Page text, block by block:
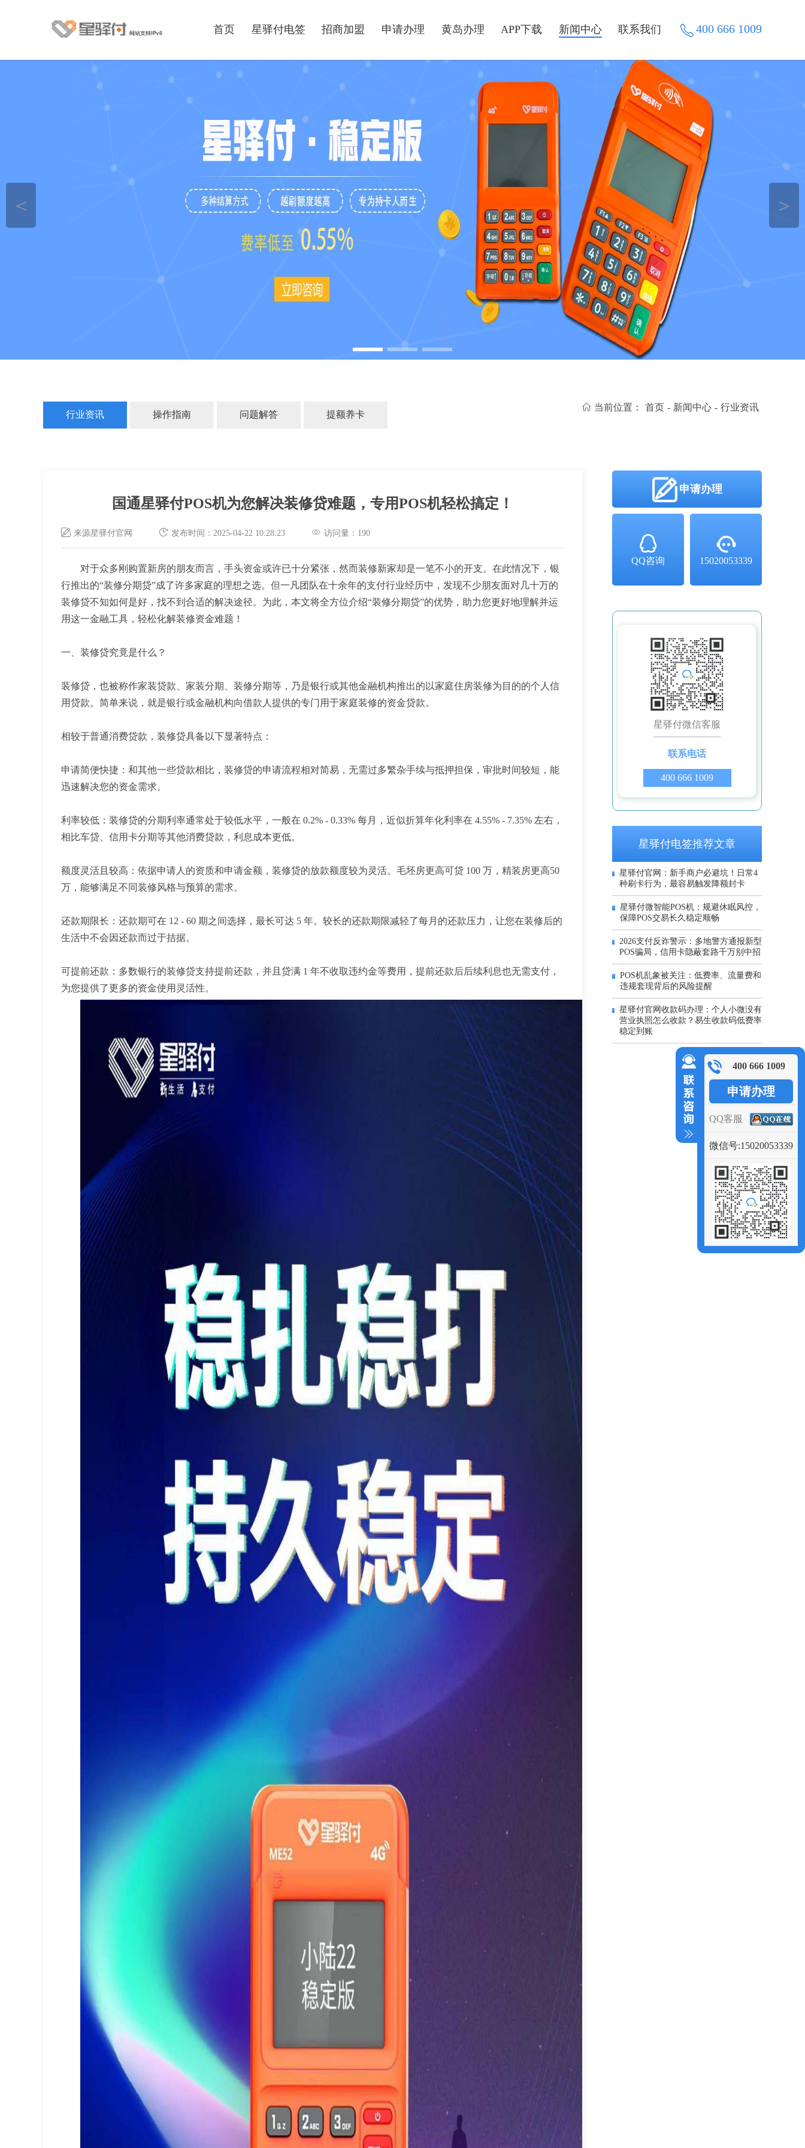
首页 星驿付电签 招商加盟 申请办理 黄岛办理 APP下载 新闻中心 联系我们 400 666 1009
＜ ＞
行业资讯 操作指南 问题解答 提额养卡
当前位置： 首页 - 新闻中心 - 行业资讯
国通星驿付POS机为您解决装修贷难题，专用POS机轻松搞定！
来源星驿付官网 发布时间：2025-04-22 10:28:23 访问量： 190
对于众多刚购置新房的朋友而言，手头资金或许已十分紧张，然而装修新家却是一笔不小的开支。在此情况下，银
行推出的“装修分期贷”成了许多家庭的理想之选。但一凡团队在十余年的支付行业经历中，发现不少朋友面对几十万的
装修贷不知如何是好，找不到合适的解决途径。为此，本文将全方位介绍“装修分期贷”的优势，助力您更好地理解并运
用这一金融工具，轻松化解装修资金难题！
一、装修贷究竟是什么？
装修贷，也被称作家装贷款、家装分期、装修分期等，乃是银行或其他金融机构推出的以家庭住房装修为目的的个人信
用贷款。简单来说，就是银行或金融机构向借款人提供的专门用于家庭装修的资金贷款。
相较于普通消费贷款，装修贷具备以下显著特点：
申请简便快捷：和其他一些贷款相比，装修贷的申请流程相对简易，无需过多繁杂手续与抵押担保，审批时间较短，能
迅速解决您的资金需求。
利率较低：装修贷的分期利率通常处于较低水平，一般在 0.2% - 0.33% 每月，近似折算年化利率在 4.55% - 7.35% 左右，
相比车贷、信用卡分期等其他消费贷款，利息成本更低。
额度灵活且较高：依据申请人的资质和申请金额，装修贷的放款额度较为灵活。毛坯房更高可贷 100 万，精装房更高50
万，能够满足不同装修风格与预算的需求。
还款期限长：还款期可在 12 - 60 期之间选择，最长可达 5 年。较长的还款期限减轻了每月的还款压力，让您在装修后的
生活中不会因还款而过于拮据。
可提前还款：多数银行的装修贷支持提前还款，并且贷满 1 年不收取违约金等费用，提前还款后后续利息也无需支付，
为您提供了更多的资金使用灵活性。
申请办理
QQ咨询 15020053339
星驿付微信客服
联系电话
400 666 1009
星驿付电签推荐文章
星驿付官网：新手商户必避坑！日常4
种刷卡行为，最容易触发降额封卡
星驿付微智能POS机：规避休眠风控，
保障POS交易长久稳定顺畅
2026支付反诈警示：多地警方通报新型
POS骗局，信用卡隐蔽套路千万别中招
POS机乱象被关注：低费率、流量费和
违规套现背后的风险提醒
星驿付官网收款码办理：个人小微没有
营业执照怎么收款？易生收款码低费率
稳定到账
400 666 1009
申请办理
QQ客服
微信号:15020053339